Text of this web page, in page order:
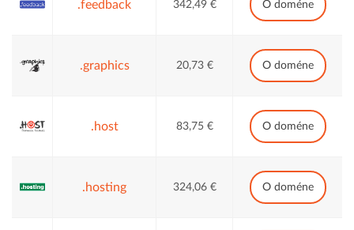
.feedback 342,49 € O doméne
.graphics 20,73 € O doméne
.host 83,75 € O doméne
.hosting 324,06 € O doméne